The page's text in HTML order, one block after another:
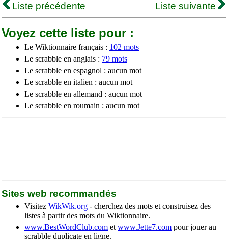
Liste précédente
Liste suivante
Voyez cette liste pour :
Le Wiktionnaire français : 102 mots
Le scrabble en anglais : 79 mots
Le scrabble en espagnol : aucun mot
Le scrabble en italien : aucun mot
Le scrabble en allemand : aucun mot
Le scrabble en roumain : aucun mot
Sites web recommandés
Visitez WikWik.org - cherchez des mots et construisez des
listes à partir des mots du Wiktionnaire.
www.BestWordClub.com et www.Jette7.com pour jouer au
scrabble duplicate en ligne.